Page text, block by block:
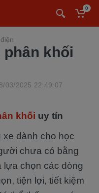
0
khối
03/2025 22:49:07
khối uy tín
dành cho học
chưa có bằng
lựa chọn các dòng
tiện lợi, tiết kiệm